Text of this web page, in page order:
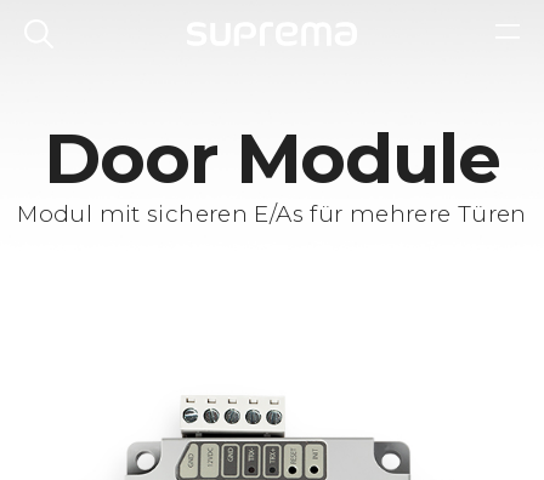
Door Module
Modul mit sicheren E/As für mehrere Türen